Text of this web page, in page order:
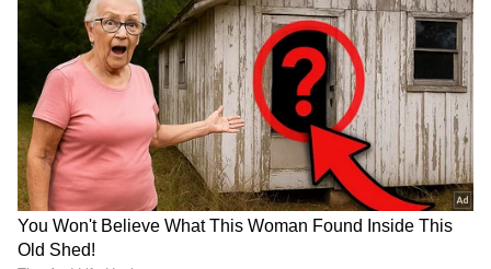
ಟ್ರಂಪ್ ಐತಿಹಾಸಿಕ ಒಪ್ಪಂದ | India US
Trade Deal | Party Rounds